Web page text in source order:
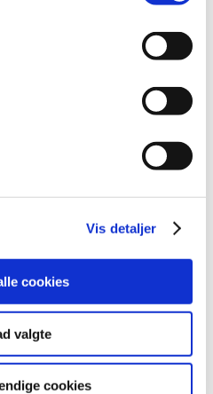
Vis detaljer
cookies
valgte
cookies
podcast – den har
den sorg, jeg går rundt
psykisk sygdom
god og meningsfyldt
at I er med til at
dermed nedbryde tabuet
dét at være i sorg.
er ny i og med sorg.”
efter kort tids